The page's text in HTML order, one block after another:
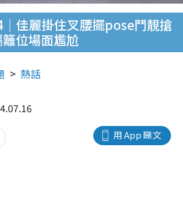
佳麗掛住叉腰擺pose鬥靚搶
位場面尷尬
熱話
用 App 睇文